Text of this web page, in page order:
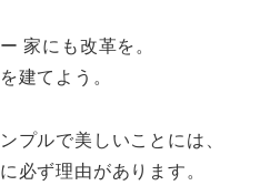
家にも改革を。
建てよう。
プルで美しいことには、
必ず理由があります。